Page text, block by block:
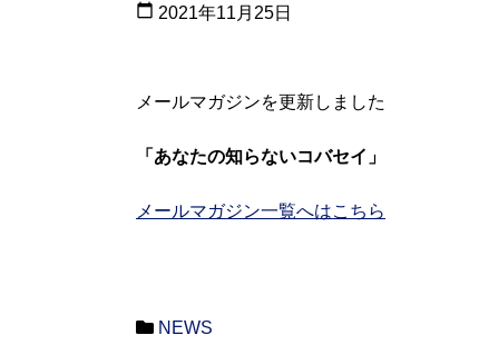
calendar_today 2021年11月25日
メールマガジンを更新しました
「あなたの知らないコバセイ」
メールマガジン一覧へはこちら
NEWS